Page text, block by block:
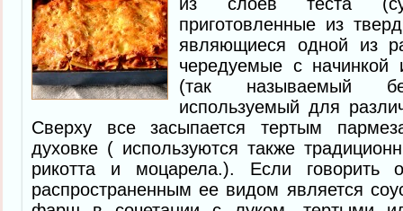
приготовленные из
являющиеся одной из
чередуемые с
(так называемый
используемый для
Сверху все засыпается тертым
духовке ( используются также
рикотта и моцарела.). Если
распространенным ее видом является